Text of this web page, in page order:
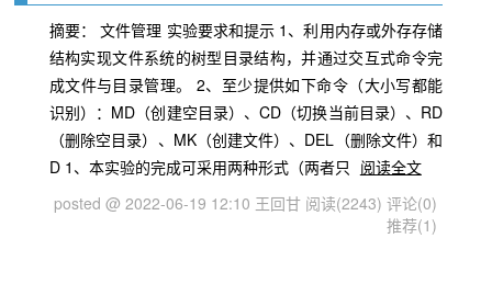
摘要： 文件管理 实验要求和提示 1、利用内存或外存存储
结构实现文件系统的树型目录结构，并通过交互式命令完
成文件与目录管理。 2、至少提供如下命令（大小写都能
识别）：MD（创建空目录）、CD（切换当前目录）、RD
（删除空目录）、MK（创建文件）、DEL（删除文件）和
D 1、本实验的完成可采用两种形式（两者只 阅读全文
posted @ 2022-06-19 12:10 王回甘 阅读(2243) 评论(0)
推荐(1)